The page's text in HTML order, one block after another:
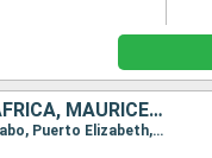
REINO UNIDO, PORTUGAL, SAN VINCENT Y LAS GRANADINAS, SUDAFRICA, MAURICE, MALASIA, SINGAPUR, CHINA
Itinerario : Southampton, Lisboa, Santa Cruz de Tenerife, Santo Vincente, Ciudad del Cabo, Puerto Elizabeth, Durban, Isla de la Reunion, Ile Maurice, Penang, Port Kelang, Singapur, Hong Kong